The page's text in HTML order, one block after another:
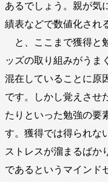
あるでしょう。親が気
績表などで数値化され
と、ここまで獲得と
ッズの取り組みがうま
混在していることに原
です。しかし覚えさせ
たりといった勉強の要
す。獲得では得られな
ストレスが溜まるばか
であるというマインド